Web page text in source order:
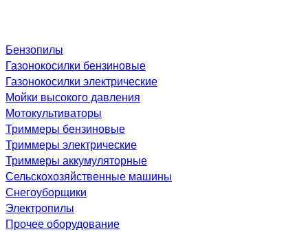
Бензопилы
Газонокосилки бензиновые
Газонокосилки электрические
Мойки высокого давления
Мотокультиваторы
Триммеры бензиновые
Триммеры электрические
Триммеры аккумуляторные
Сельскохозяйственные машины
Снегоуборщики
Электропилы
Прочее оборудование